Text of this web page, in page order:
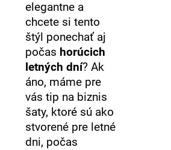
elegantne a
chcete si tento
štýl ponechať aj
počas horúcich
letných dní? Ak
áno, máme pre
vás tip na biznis
šaty, ktoré sú ako
stvorené pre letné
dni, počas